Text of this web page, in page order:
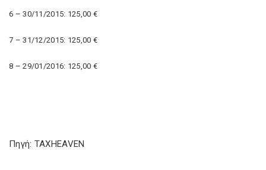
6 – 30/11/2015: 125,00 €
7 – 31/12/2015: 125,00 €
8 – 29/01/2016: 125,00 €
Πηγή: TAXHEAVEN